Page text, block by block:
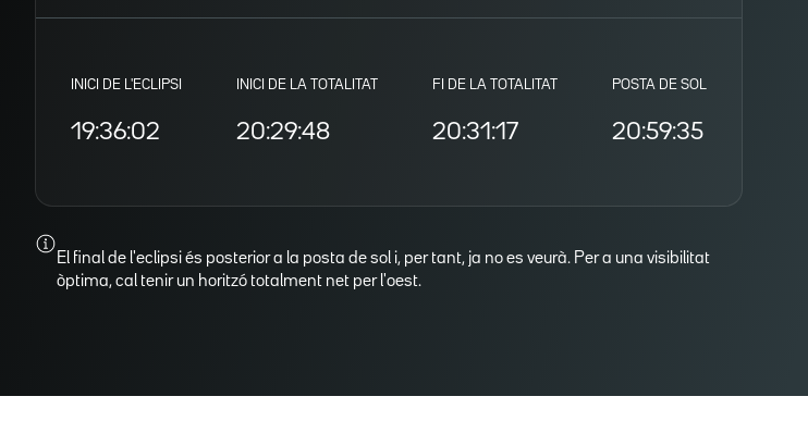
INICI DE L'ECLIPSI
19:36:02
INICI DE LA TOTALITAT
20:29:48
FI DE LA TOTALITAT
20:31:17
POSTA DE SOL
20:59:35
El final de l'eclipsi és posterior a la posta de sol i, per tant, ja no es veurà. Per a una visibilitat
òptima, cal tenir un horitzó totalment net per l'oest.